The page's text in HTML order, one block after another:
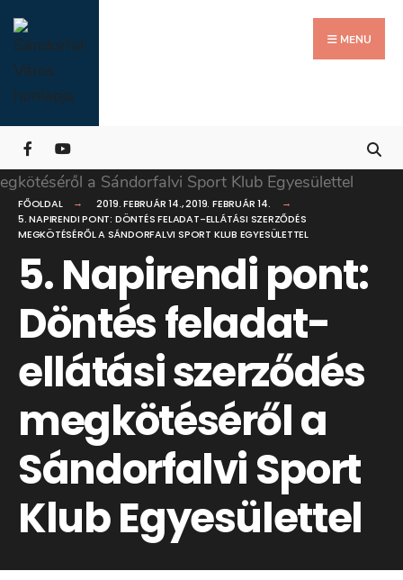
Skip
to
content
MENU
FŐOLDAL 2019. FEBRUÁR 14.,2019. FEBRUÁR 14.
5. NAPIRENDI PONT: DÖNTÉS FELADAT-ELLÁTÁSI SZERZŐDÉS
MEGKÖTÉSÉRŐL A SÁNDORFALVI SPORT KLUB EGYESÜLETTEL
5. Napirendi pont:
Döntés feladat-
ellátási szerződés
megkötéséről a
Sándorfalvi Sport
Klub Egyesülettel
for:
Close